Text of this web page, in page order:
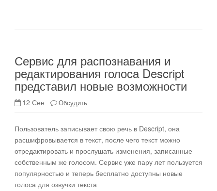
Сервис для распознавания и
редактирования голоса Descript
представил новые возможности
12 Сен Обсудить
Пользователь записывает свою речь в Descript, она
расшифровывается в текст, после чего текст можно
отредактировать и прослушать изменения, записанные
собственным же голосом. Сервис уже пару лет пользуется
популярностью и теперь бесплатно доступны новые
голоса для озвучки текста